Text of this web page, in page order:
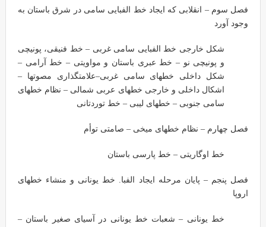
فصل سوم – انقلابی که ایجاد خط الفبایی سامی در شرق باستان به
وجود آورد
شکل خارجی خط الفبایی سامی غربی – خط فنیقی، پونیچی
و پونیچی نو – خط عبری باستان و مواویتی – خط آرامی –
شکل داخلی خطهای سامی غربی–علامتگذاری مصوتها –
اشکال داخلی و خارجی خطهای عربی شمالی – نظام خطهای
سامی جنوبی – خطهای لیبی – خط توردتانی
فصل چهارم – نظام خطهای میخی – صامتی توأم
خط اوگاریتی – خط پارسی باستان
فصل پنجم – پایان مرحله ایجاد الفبا. خط یونانی و منشاء خطهای
اروپا
خط یونانی – شعبات خط یونانی در آسیای صغیر باستان –